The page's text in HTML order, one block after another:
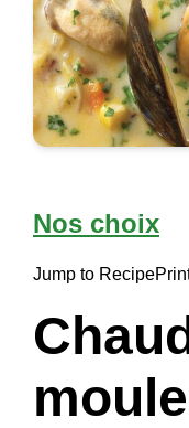
Nos choix
Jump to Recipe